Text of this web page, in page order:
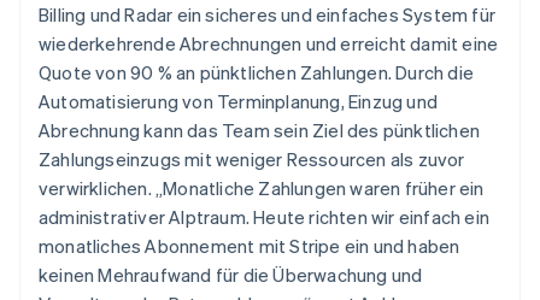
Billing und Radar ein sicheres und einfaches System für
wiederkehrende Abrechnungen und erreicht damit eine
Quote von 90 % an pünktlichen Zahlungen. Durch die
Automatisierung von Terminplanung, Einzug und
Abrechnung kann das Team sein Ziel des pünktlichen
Zahlungseinzugs mit weniger Ressourcen als zuvor
verwirklichen. „Monatliche Zahlungen waren früher ein
administrativer Alptraum. Heute richten wir einfach ein
monatliches Abonnement mit Stripe ein und haben
keinen Mehraufwand für die Überwachung und